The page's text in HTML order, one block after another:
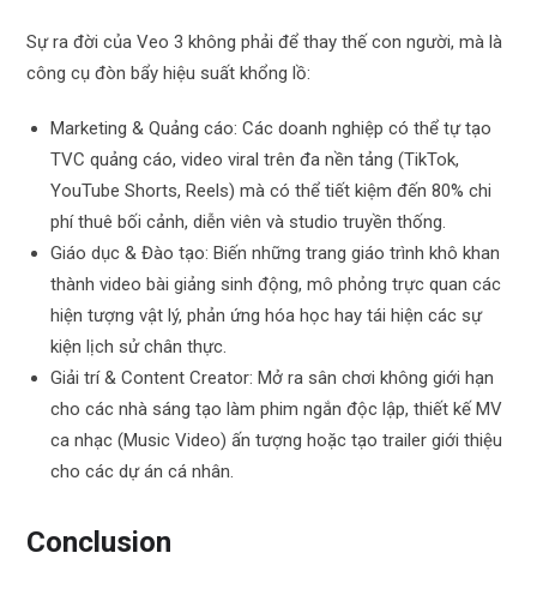
Sự ra đời của Veo 3 không phải để thay thế con người, mà là
công cụ đòn bẩy hiệu suất khổng lồ:
Marketing & Quảng cáo: Các doanh nghiệp có thể tự tạo
TVC quảng cáo, video viral trên đa nền tảng (TikTok,
YouTube Shorts, Reels) mà có thể tiết kiệm đến 80% chi
phí thuê bối cảnh, diễn viên và studio truyền thống.
Giáo dục & Đào tạo: Biến những trang giáo trình khô khan
thành video bài giảng sinh động, mô phỏng trực quan các
hiện tượng vật lý, phản ứng hóa học hay tái hiện các sự
kiện lịch sử chân thực.
Giải trí & Content Creator: Mở ra sân chơi không giới hạn
cho các nhà sáng tạo làm phim ngắn độc lập, thiết kế MV
ca nhạc (Music Video) ấn tượng hoặc tạo trailer giới thiệu
cho các dự án cá nhân.
Conclusion